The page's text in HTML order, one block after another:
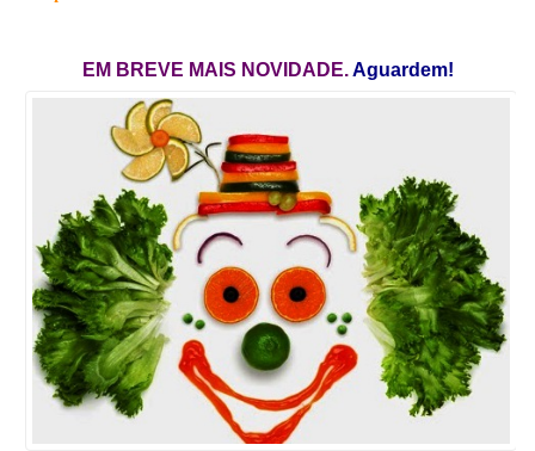
EM BREVE MAIS NOVIDADE. Aguardem!